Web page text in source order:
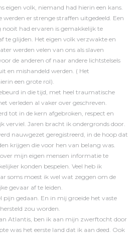
eigen volk, niemand had hierin een kans.
er strenge straffen uitgedeeld. Een
had ervaren is gemakkelijk te
te glijden. Het eigen volk verzwakte en
werden velen van ons als slaven
de anderen of naar andere lichtstelsels
en mishandeld werden. ( Het
een grote rol).
in die tijd, met heel traumatische
verleden al vaker over geschreven.
tot in de kern afgebroken, respect en
verviel. Jaren bracht ik ondergronds door.
nauwgezet geregistreerd, in de hoop dat
krijgen die voor hen van belang was.
mijn eigen mensen informatie te
konden bespelen. Veel heb ik
soms moest ik wel wat zeggen om de
gevaar af te leiden.
pijn gedaan. En in mij groeide het vaste
zou worden.
Atlantis, ben ik aan mijn zwerftocht door
was het eerste land dat ik aan deed. Ook